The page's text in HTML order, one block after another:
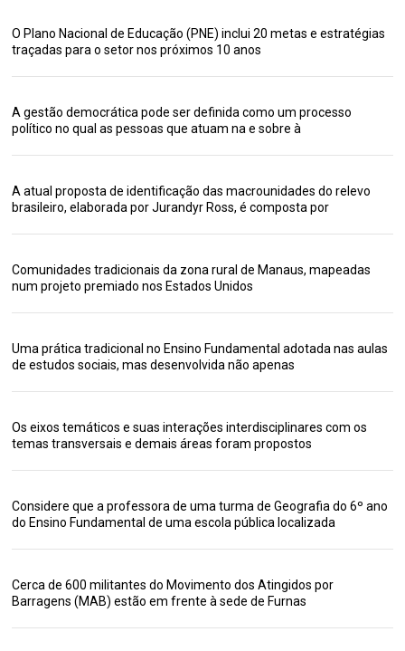
O Plano Nacional de Educação (PNE) inclui 20 metas e estratégias
traçadas para o setor nos próximos 10 anos
A gestão democrática pode ser definida como um processo
político no qual as pessoas que atuam na e sobre à
A atual proposta de identificação das macrounidades do relevo
brasileiro, elaborada por Jurandyr Ross, é composta por
Comunidades tradicionais da zona rural de Manaus, mapeadas
num projeto premiado nos Estados Unidos
Uma prática tradicional no Ensino Fundamental adotada nas aulas
de estudos sociais, mas desenvolvida não apenas
Os eixos temáticos e suas interações interdisciplinares com os
temas transversais e demais áreas foram propostos
Considere que a professora de uma turma de Geografia do 6º ano
do Ensino Fundamental de uma escola pública localizada
Cerca de 600 militantes do Movimento dos Atingidos por
Barragens (MAB) estão em frente à sede de Furnas